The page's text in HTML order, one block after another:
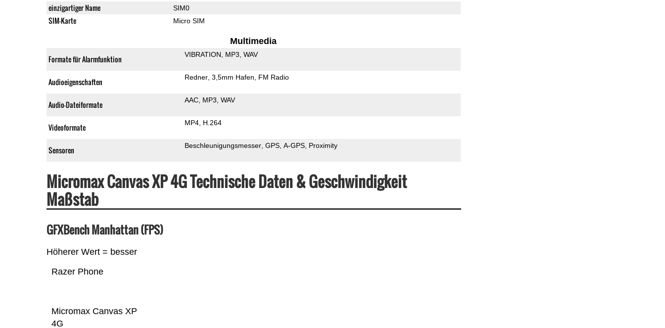
einzigartiger Name SIM0
SIM-Karte Micro SIM
Multimedia
Formate für Alarmfunktion VIBRATION MP3 WAV
Audioeigenschaften Redner 3,5mm Hafen FM Radio
Audio-Dateiformate AAC MP3 WAV
Videoformate MP4 H.264
Sensoren Beschleunigungsmesser GPS A-GPS Proximity
Micromax Canvas XP 4G Technische Daten & Geschwindigkeit
Maßstab
GFXBench Manhattan (FPS)
Höherer Wert = besser
Micromax Canvas XP
4G
Razer Phone